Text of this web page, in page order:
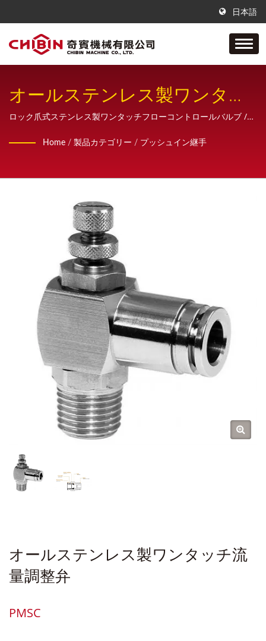
日本語
オールステンレス製ワンタッ
チ流量調整弁
ロック爪式ステンレス製ワンタッチフローコントロールバルブ /
る会社です。 サンプル、設計、図面作成から最終製品まで、一貫
Home / 製品カテゴリー / プッシュイン継手
オールステンレス製ワンタッチ流
量調整弁
PMSC